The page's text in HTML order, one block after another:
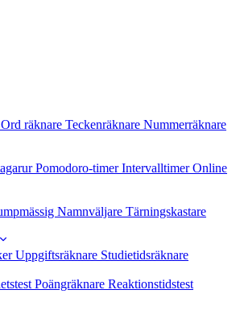
Ord räknare Teckenräknare Nummerräknare
Pomodoro-timerIntervalltimerOnline
Namnväljare Tärningskastare
Uppgiftsräknare Studietidsräknare
Poängräknare Reaktionstidstest